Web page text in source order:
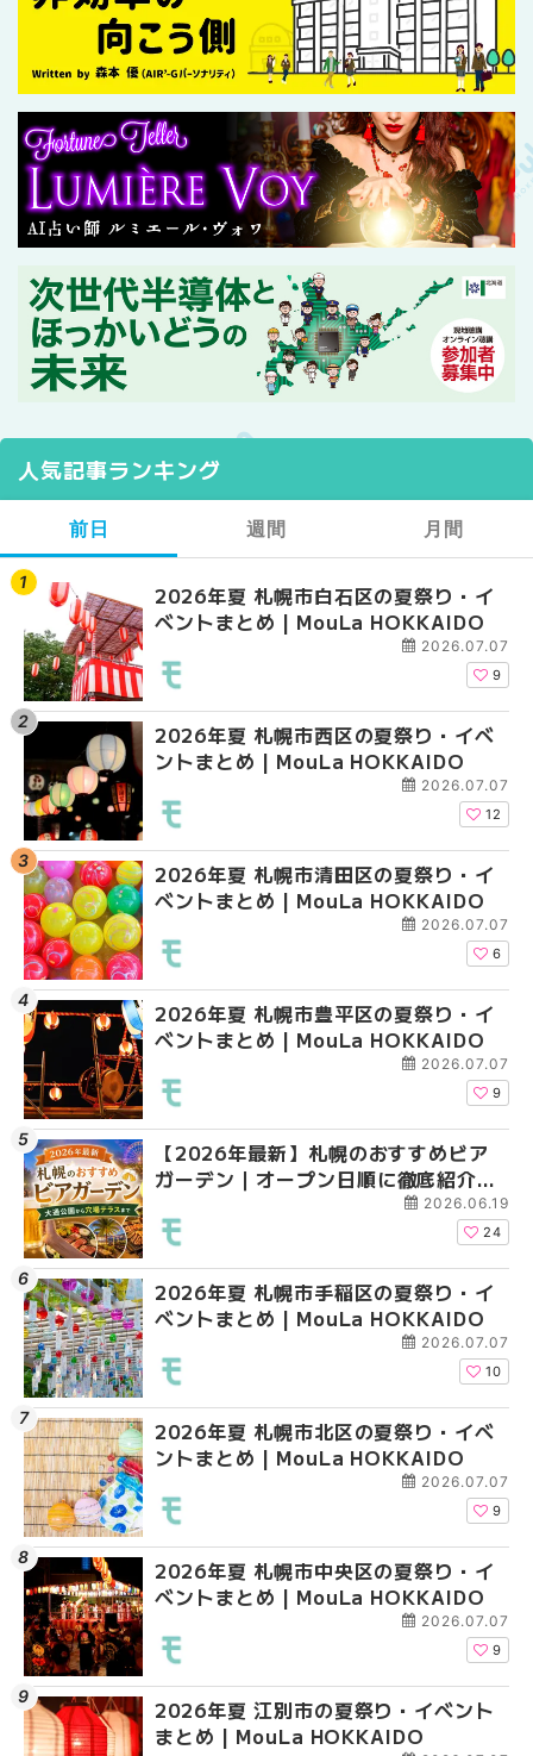
人気記事ランキング
前日
2026年夏 札幌市白石区の夏祭り・イ
ベントまとめ | MouLa HOKKAIDO
2026.07.07
9
2026年夏 札幌市西区の夏祭り・イベ
ントまとめ | MouLa HOKKAIDO
2026.07.07
12
2026年夏 札幌市清田区の夏祭り・イ
ベントまとめ | MouLa HOKKAIDO
2026.07.07
6
2026年夏 札幌市豊平区の夏祭り・イ
ベントまとめ | MouLa HOKKAIDO
2026.07.07
9
【2026年最新】札幌のおすすめビア
ガーデン｜オープン日順に徹底紹介！
大通公園から穴場テラスまで | MouLa
HOKKAIDO
2026.06.19
24
2026年夏 札幌市手稲区の夏祭り・イ
ベントまとめ | MouLa HOKKAIDO
2026.07.07
10
2026年夏 札幌市北区の夏祭り・イベ
ントまとめ | MouLa HOKKAIDO
2026.07.07
9
2026年夏 札幌市中央区の夏祭り・イ
ベントまとめ | MouLa HOKKAIDO
2026.07.07
9
2026年夏 江別市の夏祭り・イベント
まとめ | MouLa HOKKAIDO
週間
2026年夏 札幌市西区
ントまとめ | MouLa
【2026年最新】札幌
ガーデン｜オープン日
大通公園から穴場テ
2026年夏 札幌市白石
ベントまとめ |
2026年夏 札幌市手稲
ベントまとめ |
2026年夏 札幌市北区
ントまとめ | MouLa
2026年夏 札幌市清田
ベントまとめ |
2026年夏 札幌市豊平
ベントまとめ |
2026年夏 札幌市南区
ントまとめ | MouLa
2026年夏 札幌市中央
ベントまとめ |
月間
【2026年最新】札幌
ガーデン｜オープン日
大通公園から穴場テ
2026年夏 札幌市北区
ントまとめ | MouLa
2026年夏 札幌市白石
ベントまとめ |
2026年夏 札幌市西区
ントまとめ | MouLa
2026年夏 札幌市手稲
ベントまとめ |
2026年夏 札幌市清田
ベントまとめ |
札幌の麻辣湯（マーラ
め専門店6選！本場の
新店まで徹底比較 |
2026年夏 札幌市豊平
ベントまとめ |
【新千歳空港】新カー
業。「SUPER